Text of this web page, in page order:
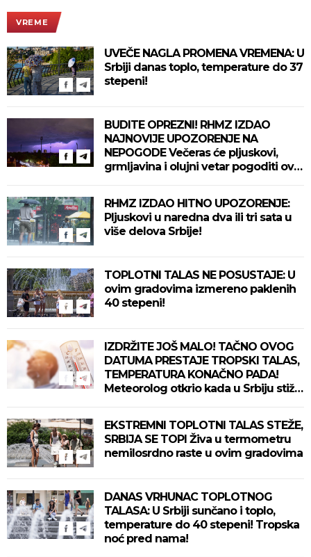
VREME
UVEČE NAGLA PROMENA VREMENA: U
Srbiji danas toplo, temperature do 37
stepeni!
BUDITE OPREZNI! RHMZ IZDAO
NAJNOVIJE UPOZORENJE NA
NEPOGODE Večeras će pljuskovi,
grmljavina i olujni vetar pogoditi ove
RHMZ IZDAO HITNO UPOZORENJE:
Pljuskovi u naredna dva ili tri sata u
više delova Srbije!
TOPLOTNI TALAS NE POSUSTAJE: U
ovim gradovima izmereno paklenih
40 stepeni!
IZDRŽITE JOŠ MALO! TAČNO OVOG
DATUMA PRESTAJE TROPSKI TALAS,
TEMPERATURA KONAČNO PADA!
Meteorolog otkrio kada u Srbiju stiže
EKSTREMNI TOPLOTNI TALAS STEŽE,
SRBIJA SE TOPI Živa u termometru
nemilosrdno raste u ovim gradovima
DANAS VRHUNAC TOPLOTNOG
TALASA: U Srbiji sunčano i toplo,
temperature do 40 stepeni! Tropska
noć pred nama!